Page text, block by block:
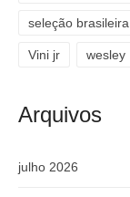
seleção brasileira
Vini jr wesley
Arquivos
julho 2026